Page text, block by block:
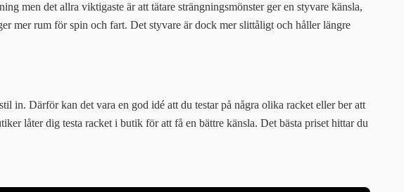
men det allra viktigaste är att tätare strängningsmönster ger en styvare känsla,
mer rum för spin och fart. Det styvare är dock mer slittåligt och håller längre
in. Därför kan det vara en god idé att du testar på några olika racket eller ber att
låter dig testa racket i butik för att få en bättre känsla. Det bästa priset hittar du